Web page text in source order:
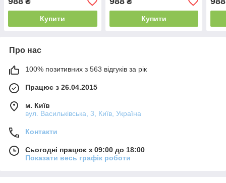
Купити Купити
Про нас
100% позитивних з 563 відгуків за рік
Працює з 26.04.2015
м. Київ
вул. Васильківська, 3, Київ, Україна
Контакти
Сьогодні працює з 09:00 до 18:00
Показати весь графік роботи